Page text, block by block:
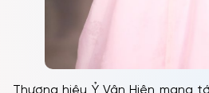
Thương hiệu Ỷ Vân Hiên mang